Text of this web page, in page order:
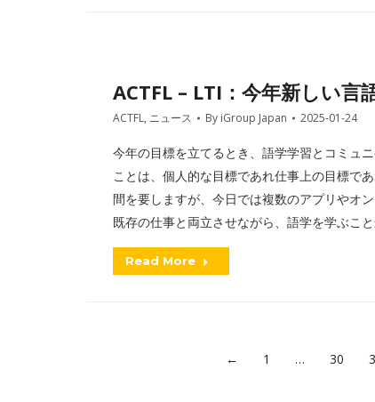
ACTFL – LTI：今年新しい言
ACTFL, ニュース By iGroup Japan 2025-01-24
今年の目標を立てるとき、語学学習とコミュ
ことは、個人的な目標であれ仕事上の目標で
間を要しますが、今日では複数のアプリやオ
既存の仕事と両立させながら、語学を学ぶこと
Read More
← 1 … 30